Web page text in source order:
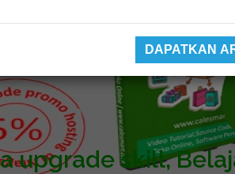
Video catatan
DAPATKAN